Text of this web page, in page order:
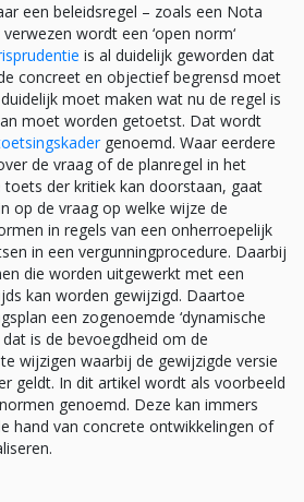
een beleidsregel – zoals een Nota
wordt een ‘open norm‘
is al duidelijk geworden dat
concreet en objectief begrensd moet
moet maken wat nu de regel is
moet worden getoetst. Dat wordt
genoemd. Waar eerdere
de vraag of de planregel in het
der kritiek kan doorstaan, gaat
op de vraag op welke wijze de
in regels van een onherroepelijk
in een vergunningprocedure. Daarbij
die worden uitgewerkt met een
kan worden gewijzigd. Daartoe
een zogenoemde ‘dynamische
is de bevoegdheid om de
wijzigen waarbij de gewijzigde versie
geldt. In dit artikel wordt als voorbeeld
genoemd. Deze kan immers
hand van concrete ontwikkelingen of